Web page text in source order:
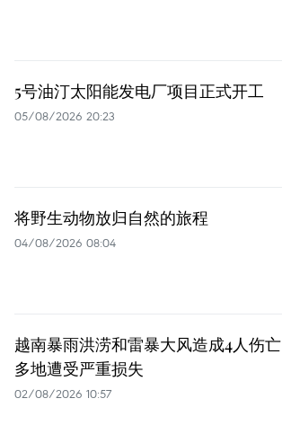
5号油汀太阳能发电厂项目正式开工
05/08/2026 20:23
将野生动物放归自然的旅程
04/08/2026 08:04
越南暴雨洪涝和雷暴大风造成4人伤亡
多地遭受严重损失
02/08/2026 10:57